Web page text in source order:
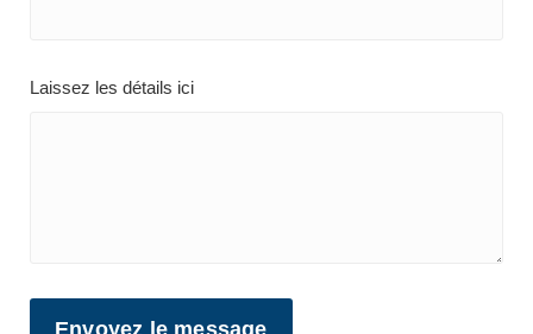
Laissez les détails ici